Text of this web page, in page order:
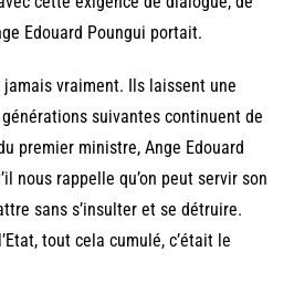
Edouard Poungui portait.
vraiment. Ils laissent une
suivantes continuent de
premier ministre, Ange Edouard
nous rappelle qu’on peut servir son
sans s’insulter et se détruire.
tout cela cumulé, c’était le